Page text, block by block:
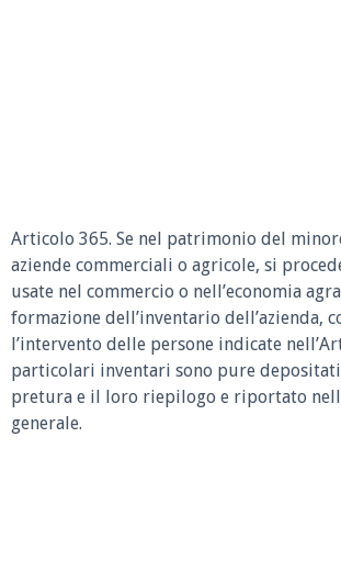
Articolo 365. Se nel patrimonio del
aziende commerciali o agricole, si
usate nel commercio o nell’economia
formazione dell’inventario dell’azienda,
l’intervento delle persone indicate
particolari inventari sono pure
pretura e il loro riepilogo e riportato
generale.